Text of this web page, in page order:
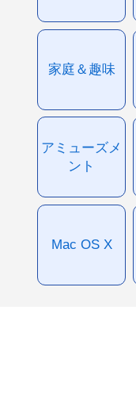
家庭＆趣味
アミューズメ
ント
Mac OS X